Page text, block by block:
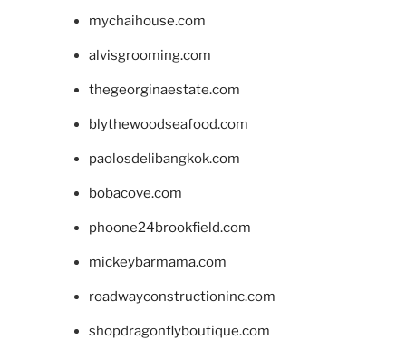
mychaihouse.com
alvisgrooming.com
thegeorginaestate.com
blythewoodseafood.com
paolosdelibangkok.com
bobacove.com
phoone24brookfield.com
mickeybarmama.com
roadwayconstructioninc.com
shopdragonflyboutique.com